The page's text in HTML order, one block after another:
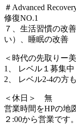
＃Advanced
修復NO.1
７、生活習慣の改
い）、睡眠の改善
＜時代の先取りー
1、 レベル１募集中
2、 レベル2-4の方
＜休日＞ 無
営業時間をHPの地
２:00から営業です。